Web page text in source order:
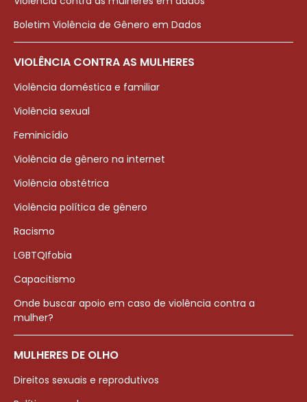
Boletim Violência de Gênero em Dados
VIOLÊNCIA CONTRA AS MULHERES
Violência doméstica e familiar
Violência sexual
Feminicídio
Violência de gênero na internet
Violência obstétrica
Violência política de gênero
Racismo
LGBTQIfobia
Capacitismo
Onde buscar apoio em caso de violência contra a
mulher?
MULHERES DE OLHO
Direitos sexuais e reprodutivos